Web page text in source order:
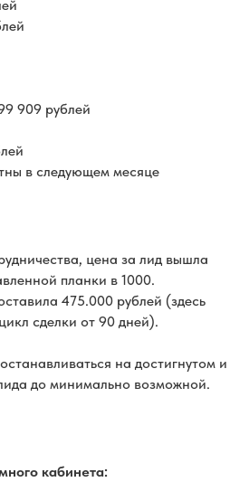
909 рублей
в следующем месяце
цена за лид вышла
планки в 1000.
475.000 рублей (здесь
сделки от 90 дней).
на достигнутом и
до минимально возможной.
кабинета: